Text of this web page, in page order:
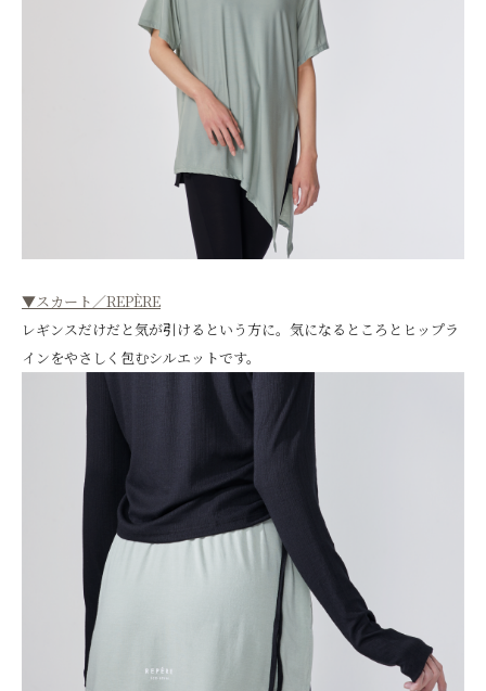
▼スカート／REPÈRE
レギンスだけだと気が引けるという方に。気になるところとヒップラ
インをやさしく包むシルエットです。